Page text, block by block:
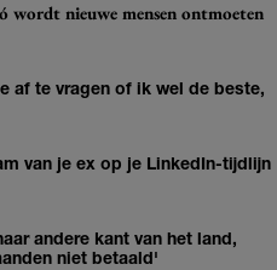
wordt nieuwe mensen ontmoeten
af te vragen of ik wel de beste,
van je ex op je LinkedIn-tijdlijn
andere kant van het land,
niet betaald'